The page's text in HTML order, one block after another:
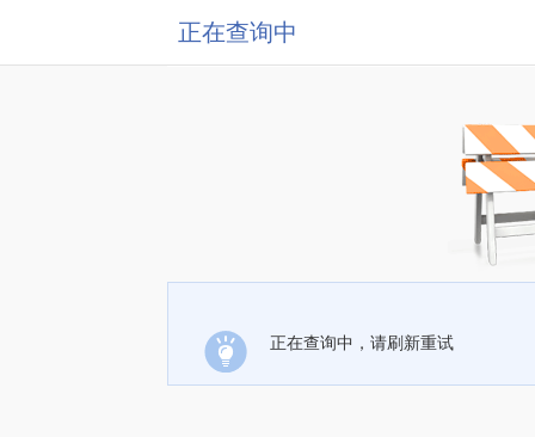
正在查询中
正在查询中，请刷新重试